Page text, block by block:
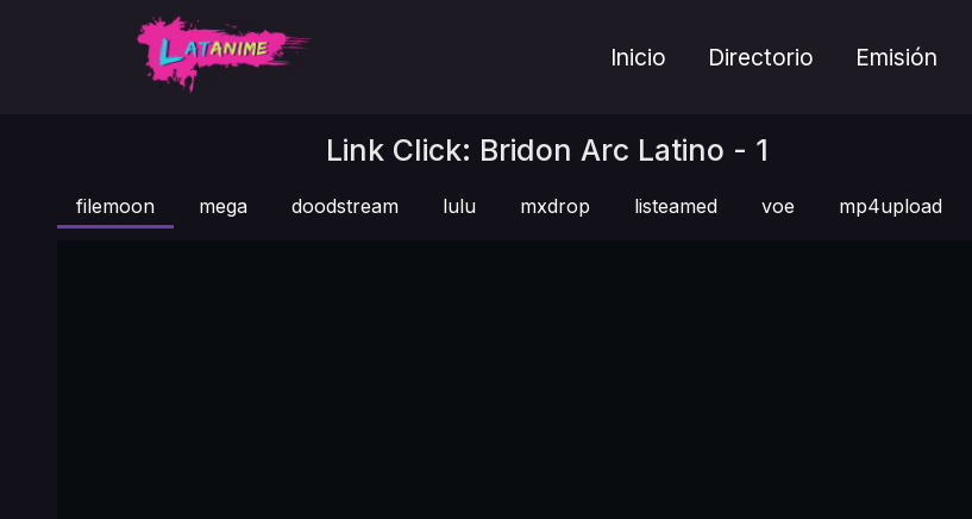
Inicio Directorio Emisión
Link Click: Bridon Arc Latino - 1
filemoon mega doodstream lulu mxdrop listeamed voe mp4upload